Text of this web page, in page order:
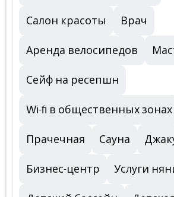
Салон красоты Врач
Аренда велосипедов
Сейф на ресепшн
Wi-fi в общественных зонах
Прачечная Сауна
Бизнес-центр Услуги